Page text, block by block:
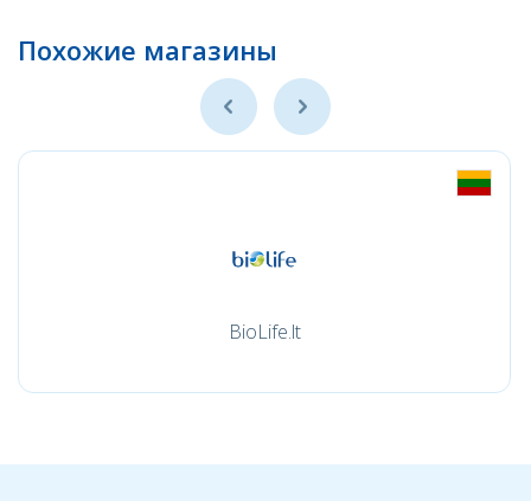
Похожие магазины
BioLife.lt